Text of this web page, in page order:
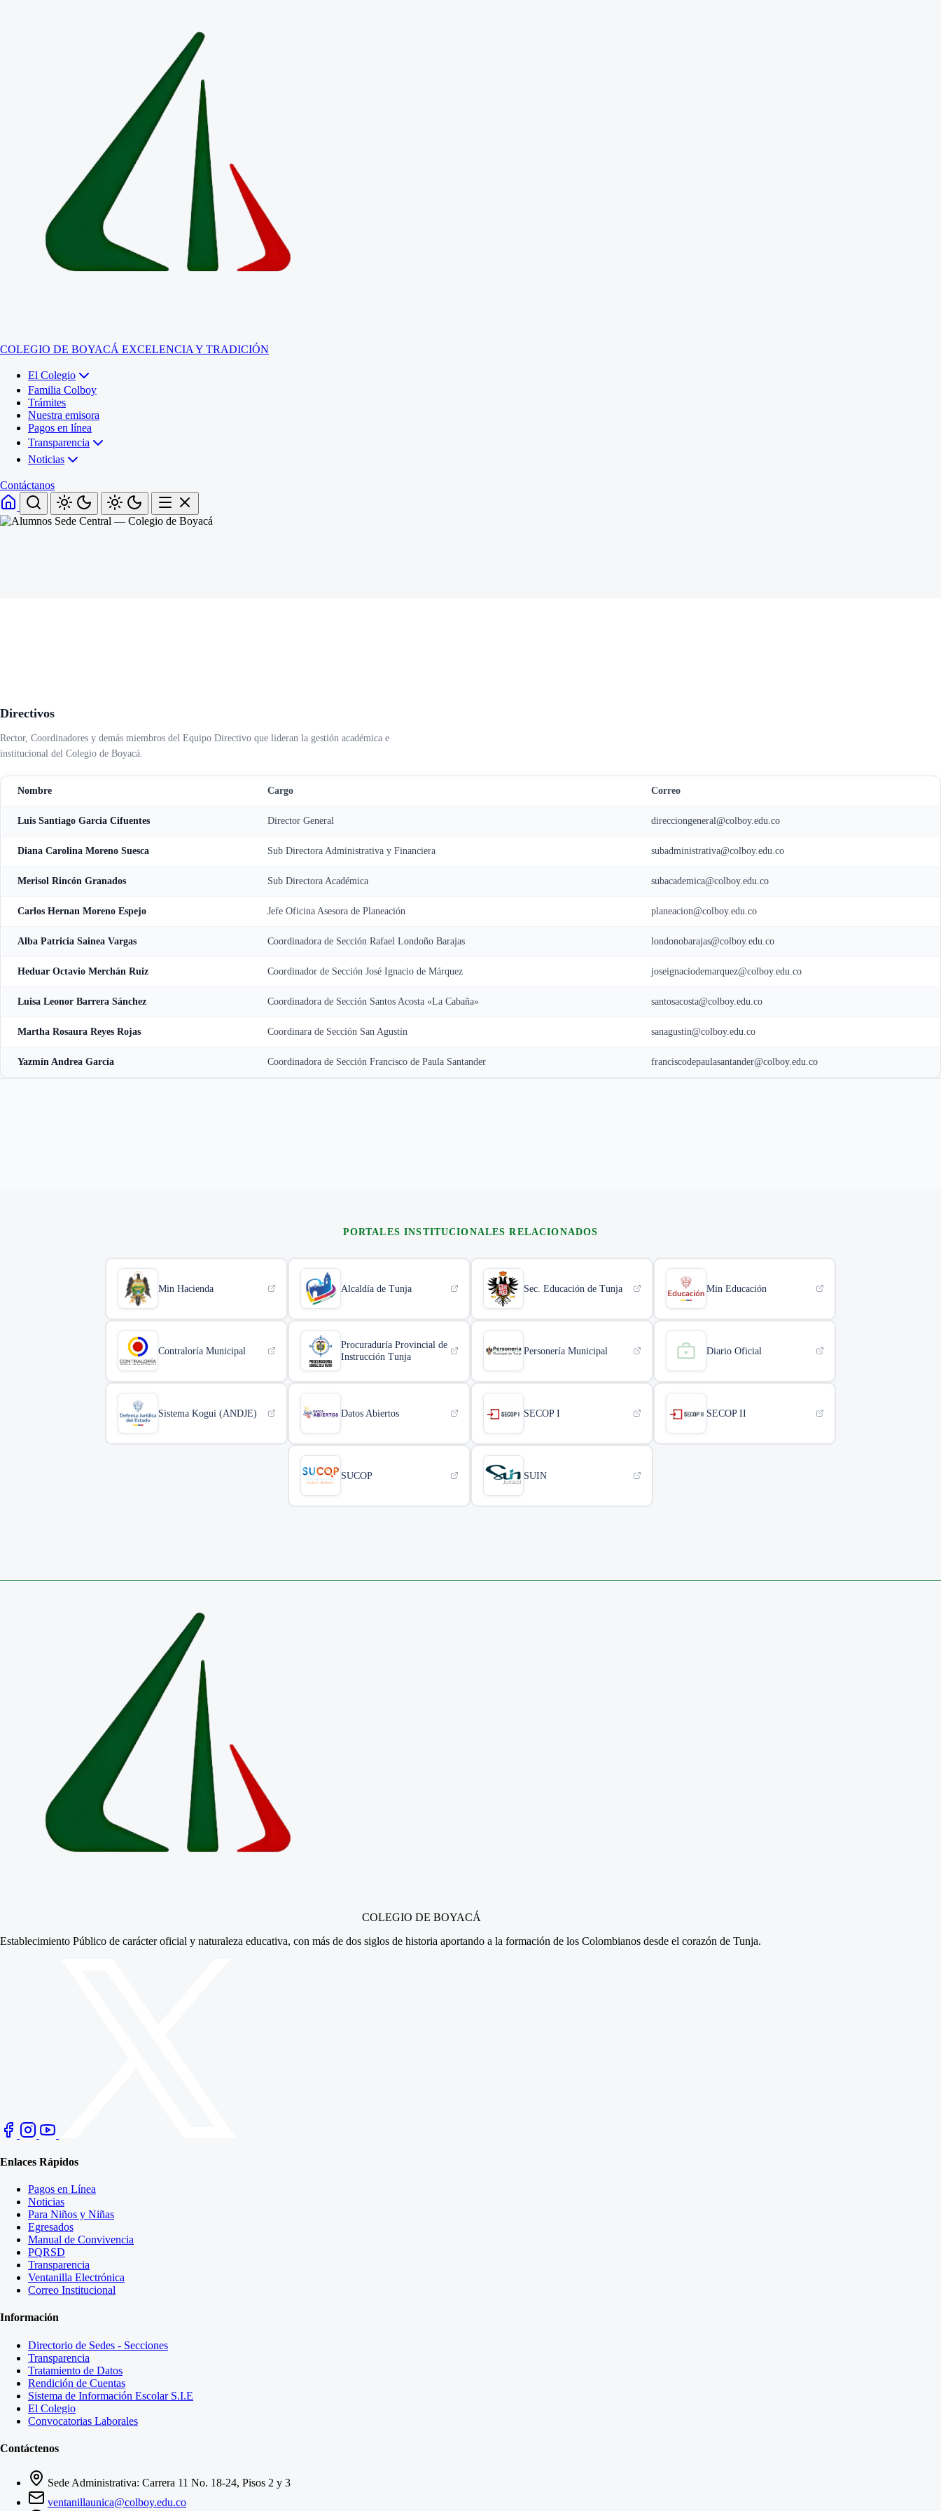
COLEGIO DE BOYACÁ EXCELENCIA Y TRADICIÓN
El Colegio
Familia Colboy
Trámites
Nuestra emisora
Pagos en línea
Transparencia
Noticias
Contáctanos
Planeación e Informes
· Planes Institucionales
Presupuesto
Directivos
Rector, Coordinadores y demás miembros del Equipo Directivo que lideran la gestión académica e
institucional del Colegio de Boyacá.
Nombre Cargo Correo
Luis Santiago Garcia Cifuentes Director General direcciongeneral@colboy.edu.co
Diana Carolina Moreno Suesca Sub Directora Administrativa y Financiera subadministrativa@colboy.edu.co
Merisol Rincón Granados Sub Directora Académica subacademica@colboy.edu.co
Carlos Hernan Moreno Espejo Jefe Oficina Asesora de Planeación planeacion@colboy.edu.co
Alba Patricia Sainea Vargas Coordinadora de Sección Rafael Londoño Barajas londonobarajas@colboy.edu.co
Heduar Octavio Merchán Ruiz Coordinador de Sección José Ignacio de Márquez joseignaciodemarquez@colboy.edu.co
Luisa Leonor Barrera Sánchez Coordinadora de Sección Santos Acosta «La Cabaña» santosacosta@colboy.edu.co
Martha Rosaura Reyes Rojas Coordinara de Sección San Agustín sanagustin@colboy.edu.co
Yazmín Andrea García Coordinadora de Sección Francisco de Paula Santander franciscodepaulasantander@colboy.edu.co
PORTALES INSTITUCIONALES RELACIONADOS
Min Hacienda Alcaldía de Tunja Sec. Educación de Tunja Min Educación
Contraloría Municipal
Procuraduría Provincial de
Instrucción Tunja
Personería Municipal Diario Oficial
Sistema Kogui (ANDJE) Datos Abiertos SECOP I SECOP II
SUCOP SUIN
COLEGIO DE BOYACÁ
Establecimiento Público de carácter oficial y naturaleza educativa, con más de dos siglos de historia aportando a la formación de los Colombianos desde el corazón de Tunja.
Enlaces Rápidos
Pagos en Línea
Noticias
Para Niños y Niñas
Egresados
Manual de Convivencia
PQRSD
Transparencia
Ventanilla Electrónica
Correo Institucional
Información
Directorio de Sedes - Secciones
Transparencia
Tratamiento de Datos
Rendición de Cuentas
Sistema de Información Escolar S.I.E
El Colegio
Convocatorias Laborales
Contáctenos
Sede Administrativa: Carrera 11 No. 18-24, Pisos 2 y 3
ventanillaunica@colboy.edu.co